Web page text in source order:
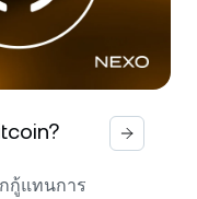
กู้แทนการ